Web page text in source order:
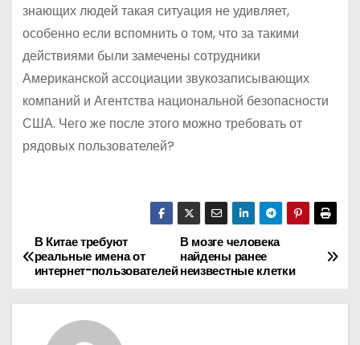
знающих людей такая ситуация не удивляет,
особенно если вспомнить о том, что за такими
действиями были замечены сотрудники
Американской ассоциации звукозаписывающих
компаний и Агентства национальной безопасности
США. Чего же после этого можно требовать от
рядовых пользователей?
Н
а
В мозге человека
найдены ранее
неизвестные клетки
В Китае требуют
реальные имена от
интернет-пользователей